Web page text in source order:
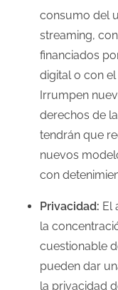
consumo del
streaming,
financiados
digital o con
Irrumpen
derechos de
tendrán que
nuevos
con
Privacidad: El
la
cuestionable
pueden dar
la privacidad